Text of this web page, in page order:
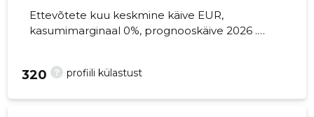
Ettevõtete kuu keskmine käive EUR,
kasumimarginaal 0%, prognooskäive 2026 .
? profiili külastust
320